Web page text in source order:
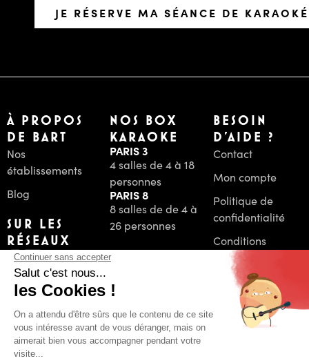
JE RÉSERVE MA SÉANCE DE KARAOKÉ
À PROPOS
DE BART
Nos
établissements
Blog
SUR LES
RÉSEAUX
PAIEMENT
SÉCURISÉ
NOS BOX
KARAOKE
PARIS 3
4 salles de 4 à 18
personnes
PARIS 8
8 salles de de 4 à
26 personnes
BESOIN
D'AIDE ?
Contact
Mon compte
Politique de
confidentialité
Conditions
Générales de
Vente
Mentions Légales